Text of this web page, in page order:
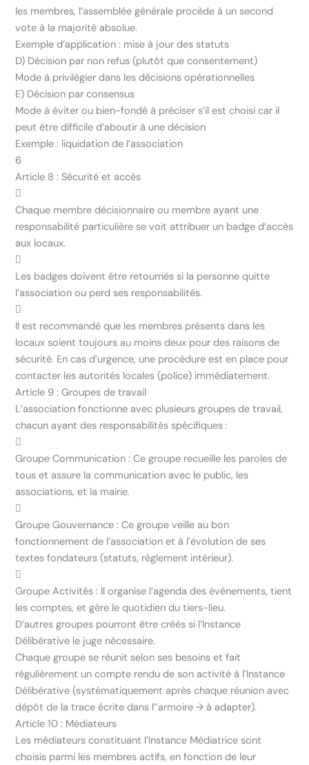
les membres, l’assemblée générale procède à un second
vote à la majorité absolue.
Exemple d’application : mise à jour des statuts
D) Décision par non refus (plutôt que consentement)
Mode à privilégier dans les décisions opérationnelles
E) Décision par consensus
Mode à éviter ou bien-fondé à préciser s’il est choisi car il
peut être difficile d’aboutir à une décision
Exemple : liquidation de l’association
6
Article 8 : Sécurité et accès

Chaque membre décisionnaire ou membre ayant une
responsabilité particulière se voit attribuer un badge d’accès
aux locaux.

Les badges doivent être retournés si la personne quitte
l’association ou perd ses responsabilités.

Il est recommandé que les membres présents dans les
locaux soient toujours au moins deux pour des raisons de
sécurité. En cas d’urgence, une procédure est en place pour
contacter les autorités locales (police) immédiatement.
Article 9 : Groupes de travail
L’association fonctionne avec plusieurs groupes de travail,
chacun ayant des responsabilités spécifiques :

Groupe Communication : Ce groupe recueille les paroles de
tous et assure la communication avec le public, les
associations, et la mairie.

Groupe Gouvernance : Ce groupe veille au bon
fonctionnement de l’association et à l’évolution de ses
textes fondateurs (statuts, règlement intérieur).

Groupe Activités : Il organise l’agenda des événements, tient
les comptes, et gère le quotidien du tiers-lieu.
D’autres groupes pourront être créés si l’Instance
Délibérative le juge nécessaire.
Chaque groupe se réunit selon ses besoins et fait
régulièrement un compte rendu de son activité à l’Instance
Délibérative (systématiquement après chaque réunion avec
dépôt de la trace écrite dans l’’armoire → à adapter).
Article 10 : Médiateurs
Les médiateurs constituant l’Instance Médiatrice sont
choisis parmi les membres actifs, en fonction de leur